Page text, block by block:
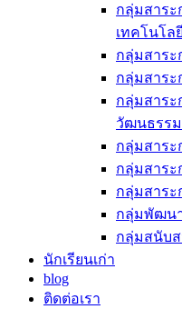
กลุ่มสาระ
เทคโนโลยี
กลุ่มสาระ
กลุ่มสาระ
กลุ่มสาระ
วัฒนธรรม
กลุ่มสาระ
กลุ่มสาระ
กลุ่มสาระ
กลุ่มพัฒน
กลุ่มสนับ
นักเรียนเก่า
blog
ติดต่อเรา